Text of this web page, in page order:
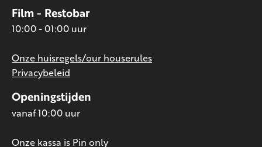
Openingstijden
vanaf 10:00 uur
Onze kassa is Pin only
Film - Restobar
10:00 - 01:00 uur
Onze huisregels/our houserules
Privacybeleid